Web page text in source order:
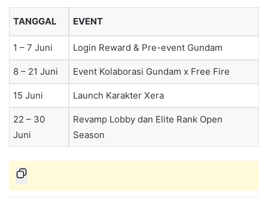
TANGGAL EVENT
1 – 7 Juni Login Reward & Pre-event Gundam
8 – 21 Juni Event Kolaborasi Gundam x Free Fire
15 Juni Launch Karakter Xera
22 – 30
Juni
Revamp Lobby dan Elite Rank Open
Season